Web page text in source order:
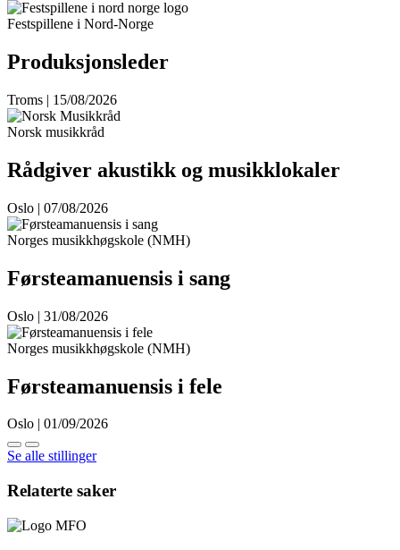
Festspillene i Nord-Norge
Produksjonsleder
Troms | 15/08/2026
Norsk musikkråd
Rådgiver akustikk og musikklokaler
Oslo | 07/08/2026
Norges musikkhøgskole (NMH)
Førsteamanuensis i sang
Oslo | 31/08/2026
Norges musikkhøgskole (NMH)
Førsteamanuensis i fele
Oslo | 01/09/2026
Se alle stillinger
Relaterte saker